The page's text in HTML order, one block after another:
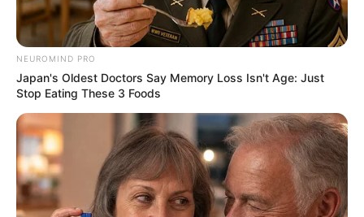
4. Kriya
NEUROMIND PRO
Japan's Oldest Doctors Say Memory Loss Isn't Age: Just
Stop Eating These 3 Foods